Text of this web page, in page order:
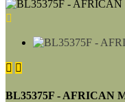

 
BL35375F - AFRICAN